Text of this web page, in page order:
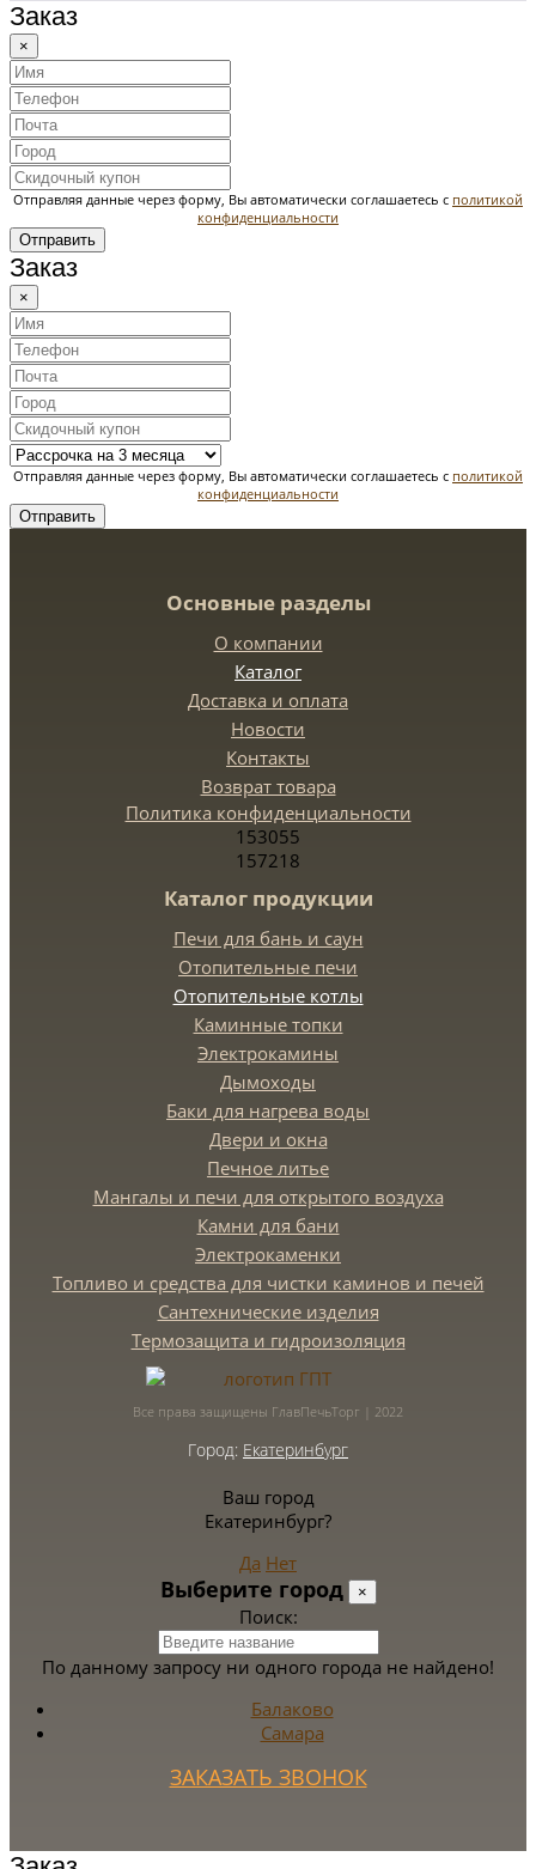
Заказ
×
Отправляя данные через форму, Вы автоматически соглашаетесь с политикой
конфиденциальности
Отправить
Заказ
×
Отправляя данные через форму, Вы автоматически соглашаетесь с политикой
конфиденциальности
Отправить
Основные разделы
О компании
Каталог
Доставка и оплата
Новости
Контакты
Возврат товара
Политика конфиденциальности
153055
157218
Каталог продукции
Печи для бань и саун
Отопительные печи
Отопительные котлы
Каминные топки
Электрокамины
Дымоходы
Баки для нагрева воды
Двери и окна
Печное литье
Мангалы и печи для открытого воздуха
Камни для бани
Электрокаменки
Топливо и средства для чистки каминов и печей
Сантехнические изделия
Термозащита и гидроизоляция
Все права защищены ГлавПечьТорг | 2022
Город: Екатеринбург
Ваш город
Екатеринбург?
Да Нет
Выберите город ×
Поиск:
По данному запросу ни одного города не найдено!
Балаково
Самара
ЗАКАЗАТЬ ЗВОНОК